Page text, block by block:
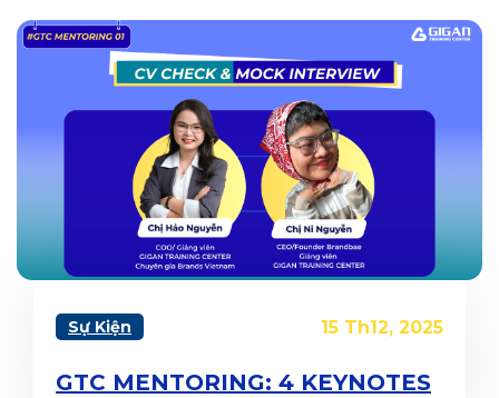
Sự Kiện 15 Th12, 2025
GTC MENTORING: 4 KEYNOTES